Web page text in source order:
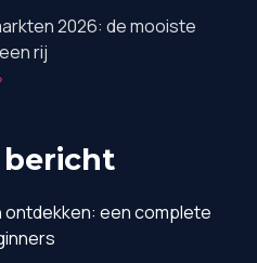
2026: de mooiste
rij
een complete